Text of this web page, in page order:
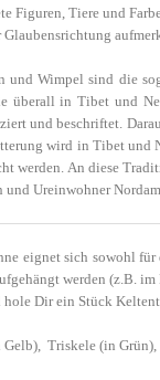
Figuren, Tiere und
Wimpel sind die
überall in Tibet und
und beschriftet.
wird in Tibet und
werden. An diese
Ureinwohner
eignet sich sowohl
werden (z.B.
Dir ein Stück
Triskele (in